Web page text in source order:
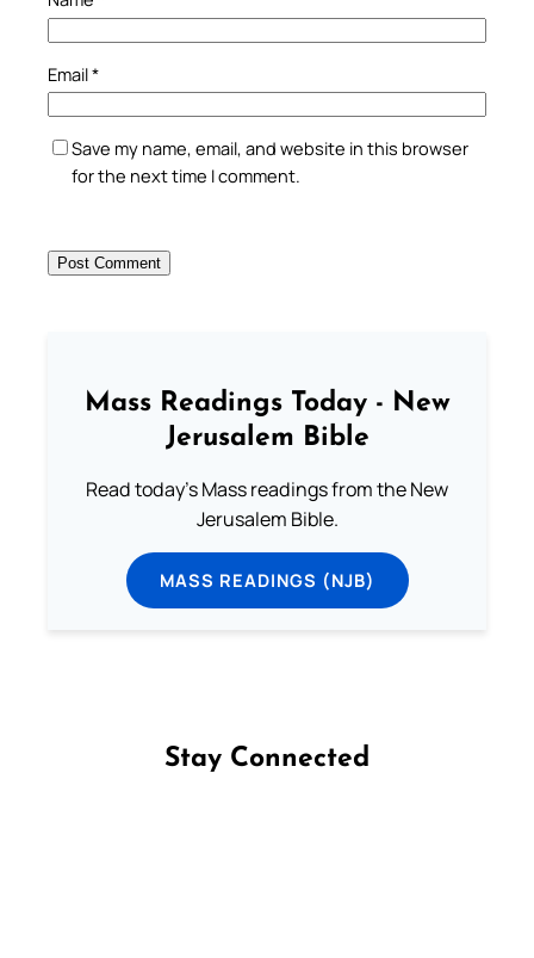
Email*
Save my name, email, and website in this browser
for the next time I comment.
Mass Readings Today - New
Jerusalem Bible
Read today's Mass readings from the New
Jerusalem Bible.
MASS READINGS (NJB)
Stay Connected